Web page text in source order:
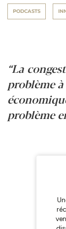
PODCASTS
“La
problème
problème